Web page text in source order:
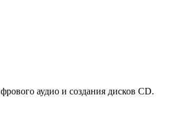
аудио и создания дисков CD.